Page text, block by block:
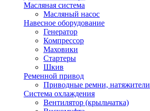
Масляная система
Масляный насос
Навесное оборудование
Генератор
Компрессор
Маховики
Стартеры
Шкив
Ременной привод
Приводные ремни, натяжители
Система охлаждения
Вентилятор (крыльчатка)